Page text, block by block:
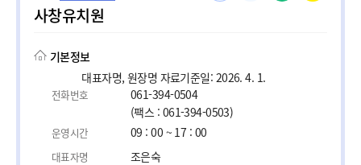
사창유치원
기본정보
대표자명, 원장명 자료기준일: 2026. 4. 1.
전화번호
061-394-0504
(팩스 : 061-394-0503)
운영시간 09 : 00 ~ 17 : 00
대표자명 조은숙